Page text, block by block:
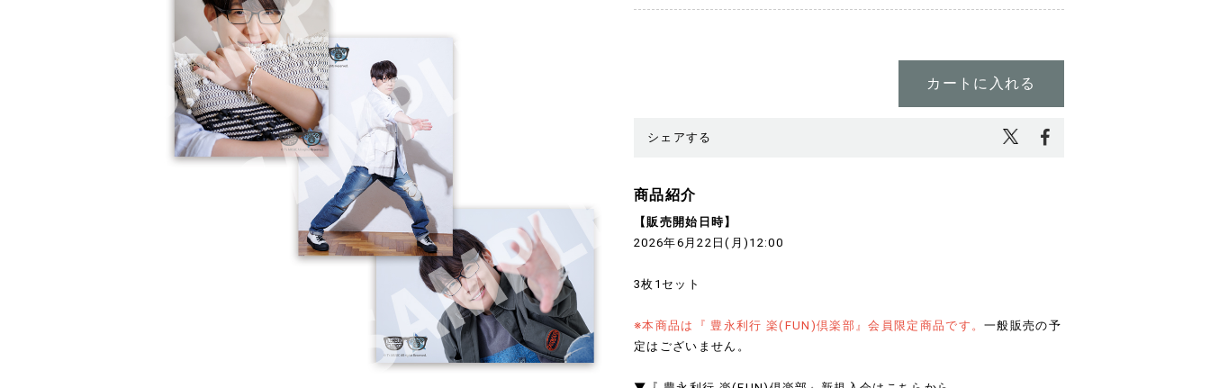
カートに入れる
シェアする
商品紹介
【販売開始日時】
2026年6月22日(月)12:00
3枚1セット
※本商品は『 豊永利行 楽(FUN)倶楽部』会員限定商品です。一般販売の予
定はございません。